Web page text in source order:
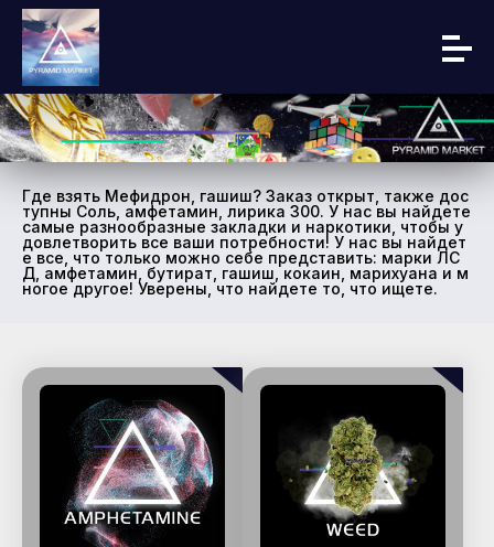
Где взять Мефидрон, гашиш? Заказ открыт, также дос
тупны Соль, амфетамин, лирика 300. У нас вы найдете
самые разнообразные закладки и наркотики, чтобы у
довлетворить все ваши потребности! У нас вы найдет
е все, что только можно себе представить: марки ЛС
Д, амфетамин, бутират, гашиш, кокаин, марихуана и м
ногое другое! Уверены, что найдете то, что ищете.